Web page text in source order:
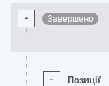
- Завершено
- Позиції